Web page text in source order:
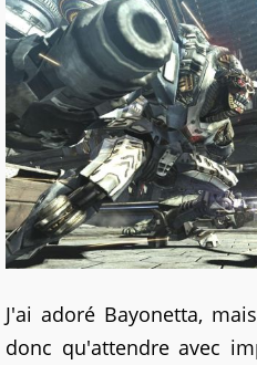
J'ai adoré Bayonetta,
donc qu'attendre avec